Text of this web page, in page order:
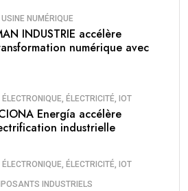
USINE NUMÉRIQUE
INDUSTRIE accélère
numérique avec
ÉLECTRICITÉ, IOT
Energía accélère
industrielle
ÉLECTRICITÉ, IOT
INDUSTRIELS